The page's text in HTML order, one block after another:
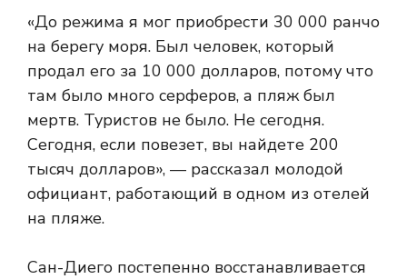
«До режима я мог приобрести 30 000 ранчо
на берегу моря. Был человек, который
продал его за 10 000 долларов, потому что
там было много серферов, а пляж был
мертв. Туристов не было. Не сегодня.
Сегодня, если повезет, вы найдете 200
тысяч долларов», — рассказал молодой
официант, работающий в одном из отелей
на пляже.
Сан-Диего постепенно восстанавливается